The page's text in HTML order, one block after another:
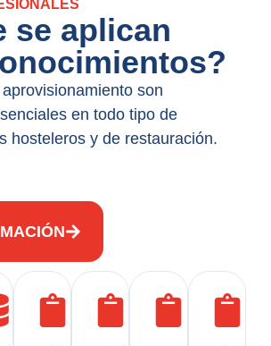
se aplican
son
en todo tipo de
hosteleros y de restauración.